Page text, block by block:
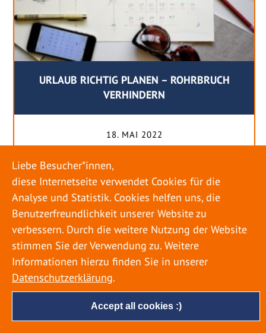
URLAUB RICHTIG PLANEN – ROHRBRUCH
VERHINDERN
18. MAI 2022
genießen ihren Urlaub. Dabei zieht es die Einen
weiter weg, die Anderen bleiben dann doch
lieber in der Heimat. Wenn Sie für eine längere
Zeit wegfahren möchten, gibt es einige Dinge zu
beachten, damit nicht anschließend eine böse
Überraschung auf Sie wartet. Um einen
möglichst entspannten Urlaub zu […]
Accept all cookies :)
Liebe Besucher*innen,
diese Internetseite verwendet Cookies für die
Analyse und Statistik. Cookies helfen uns, die
Benutzerfreundlichkeit unserer Website zu
verbessern. Durch die weitere Nutzung der Website
stimmen Sie der Verwendung zu. Weitere
Informationen hierzu finden Sie in unserer
Datenschutzerklärung.